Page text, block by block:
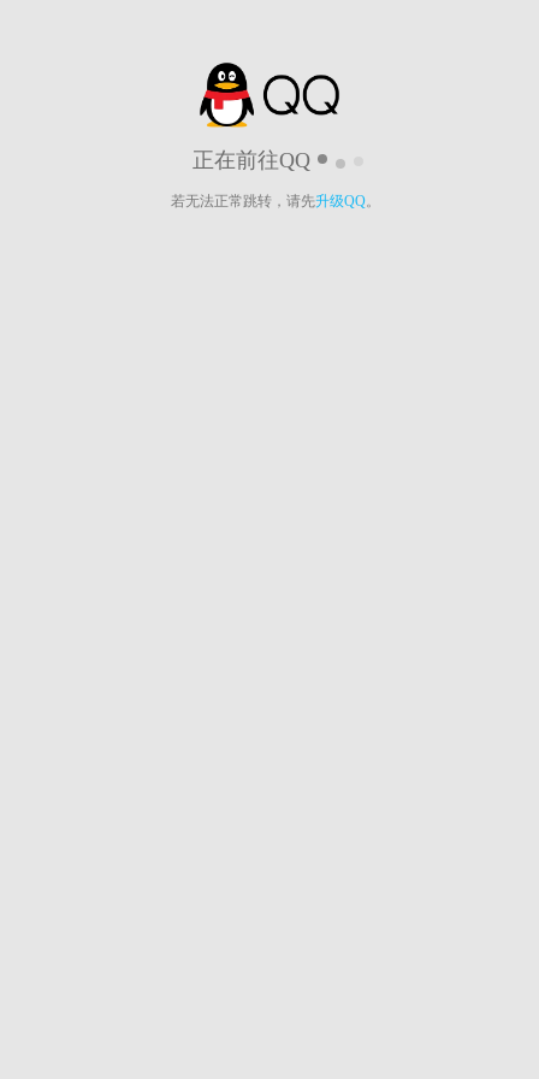
正在前往QQ
若无法正常跳转，请先升级QQ。